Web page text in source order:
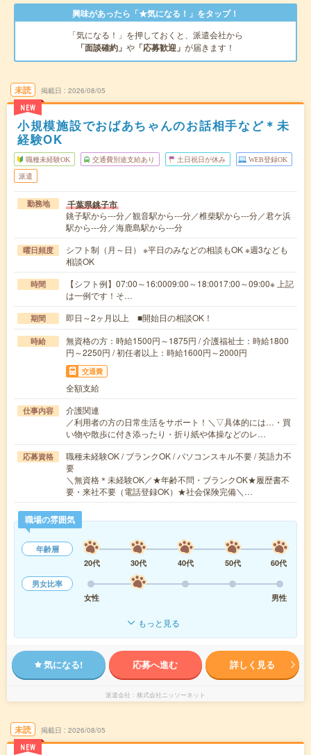
興味があったら「★気になる！」をタップ！
「気になる！」を押しておくと、派遣会社から
「面談確約」 や 「応募歓迎」 が届きます！
未読
NEW
掲載日 2026/08/05
小規模施設でおばあちゃんのお話相手など＊未
経験OK
職種未経験OK 交通費別途支給あり 土日祝日が休み WEB登録OK
派遣
勤務地 千葉県銚子市
銚子駅から---分／観音駅から---分／椎柴駅から---分／君ケ浜
駅から---分／海鹿島駅から---分
曜日頻度
シフト制（月～日） ※平日のみなどの相談もOK ※週3なども
相談OK
時間
【シフト例】07:00～16:0009:00～18:0017:00～09:00※ 上記
は一例です！そ…
期間 即日～2ヶ月以上 ■開始日の相談OK！
時給
無資格の方：時給1500円～1875円 / 介護福祉士：時給1800
円～2250円 / 初任者以上：時給1600円～2000円
交通費
全額支給
仕事内容
介護関連
／利用者の方の日常生活をサポート！＼▽具体的には…・買
い物や散歩に付き添ったり・折り紙や体操などのレ…
応募資格
職種未経験OK / ブランクOK / パソコンスキル不要 / 英語力不
要
＼無資格＊未経験OK／★年齢不問・ブランクOK★履歴書不
要・来社不要（電話登録OK）★社会保険完備＼…
職場の雰囲気
年齢層
20代
30代 40代 50代
60代
男女比率
女性
男性
もっと見る
気になる! 応募へ進む 詳しく見る
派遣会社 株式会社ニッソーネット
未読
NEW
掲載日 2026/08/05